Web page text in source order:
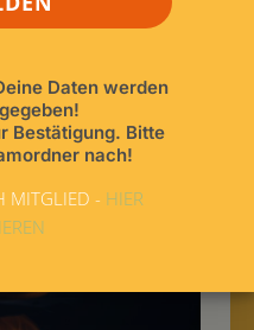
Daten werden
Bestätigung. Bitte
nach!
MITGLIED - HIER